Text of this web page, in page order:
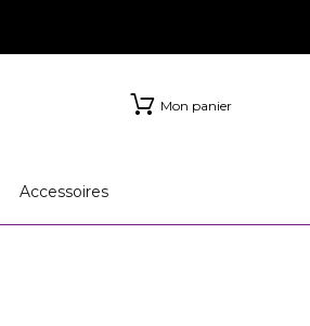
Mon panier
Accessoires